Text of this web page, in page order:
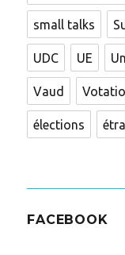
small talks
UDC UE
Vaud
élections
FACEBOOK